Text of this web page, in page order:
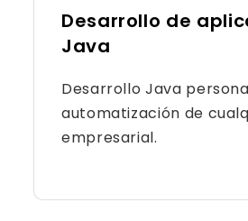
Desarrollo de
Java
Desarrollo Java
automatización de
empresarial.